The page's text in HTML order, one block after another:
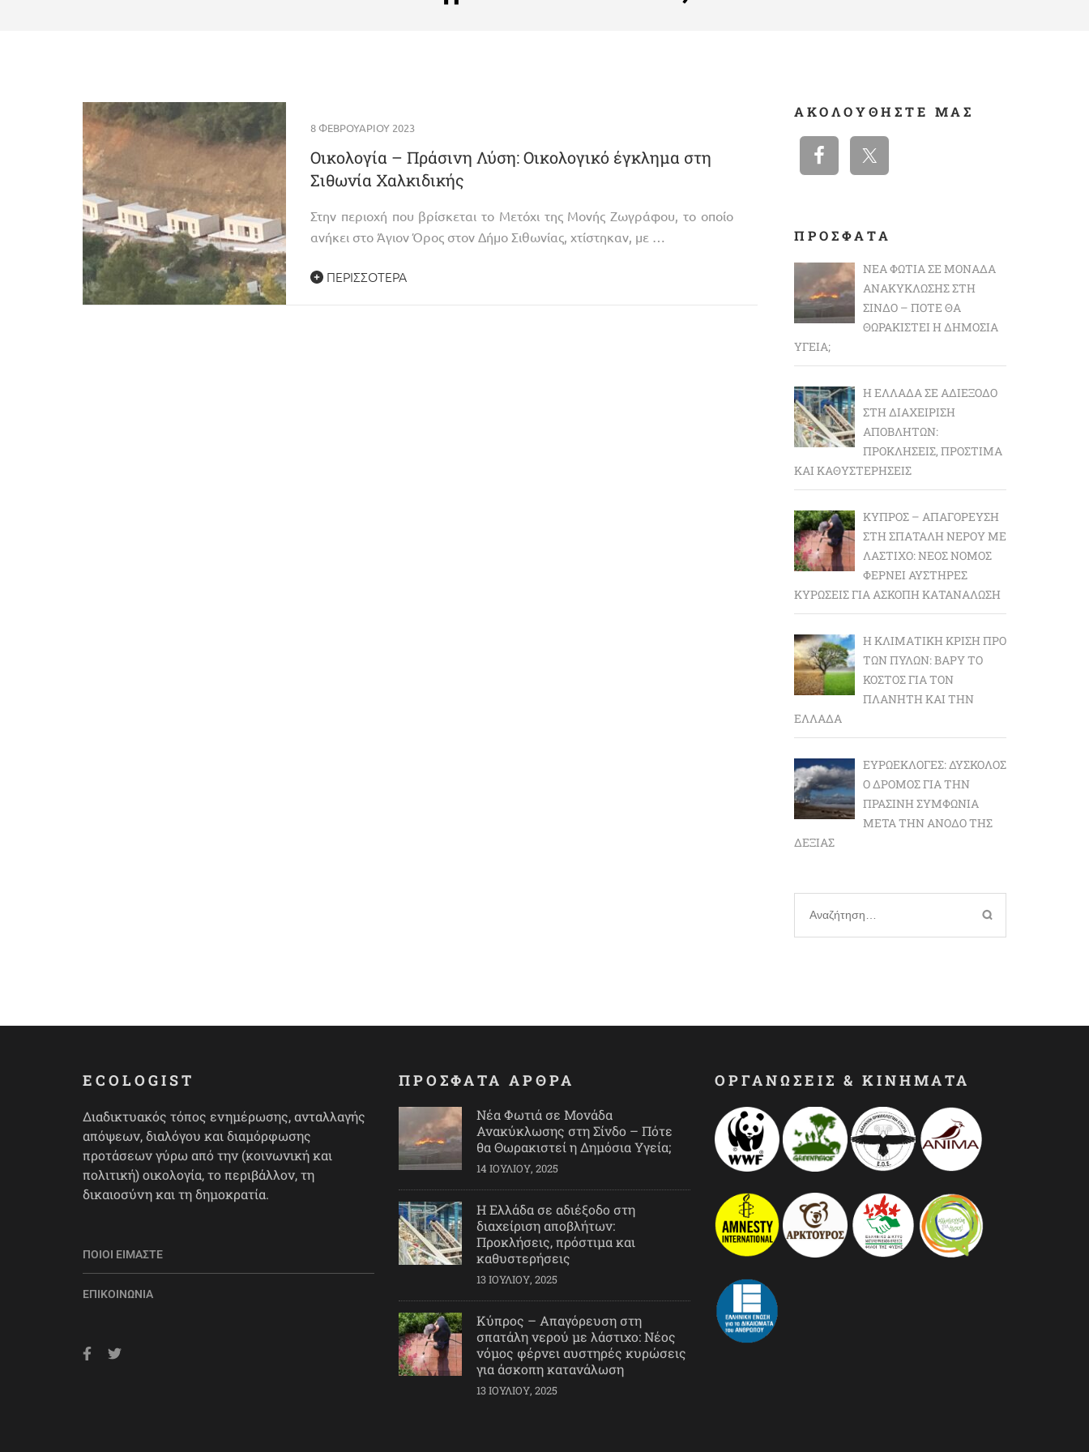
8 ΦΕΒΡΟΥΑΡΊΟΥ 2023
Οικολογία – Πράσινη Λύση: Οικολογικό έγκλημα στη
Σιθωνία Χαλκιδικής
Στην περιοχή που βρίσκεται το Μετόχι της Μονής Ζωγράφου, το οποίο
ανήκει στο Άγιον Όρος στον Δήμο Σιθωνίας, χτίστηκαν, με …
ΠΕΡΙΣΣΌΤΕΡΑ
ΑΚΟΛΟΥΘΉΣΤΕ ΜΑΣ
ΠΡΟΣΦΑΤΑ
ΝΈΑ ΦΩΤΙΆ ΣΕ ΜΟΝΆΔΑ
ΑΝΑΚΎΚΛΩΣΗΣ ΣΤΗ
ΣΊΝΔΟ – ΠΌΤΕ ΘΑ
ΘΩΡΑΚΙΣΤΕΊ Η ΔΗΜΌΣΙΑ
ΥΓΕΊΑ;
Η ΕΛΛΆΔΑ ΣΕ ΑΔΙΈΞΟΔΟ
ΣΤΗ ΔΙΑΧΕΊΡΙΣΗ
ΑΠΟΒΛΉΤΩΝ:
ΠΡΟΚΛΉΣΕΙΣ, ΠΡΌΣΤΙΜΑ
ΚΑΙ ΚΑΘΥΣΤΕΡΉΣΕΙΣ
ΚΎΠΡΟΣ – ΑΠΑΓΌΡΕΥΣΗ
ΣΤΗ ΣΠΑΤΆΛΗ ΝΕΡΟΎ ΜΕ
ΛΆΣΤΙΧΟ: ΝΈΟΣ ΝΌΜΟΣ
ΦΈΡΝΕΙ ΑΥΣΤΗΡΈΣ
ΚΥΡΏΣΕΙΣ ΓΙΑ ΆΣΚΟΠΗ ΚΑΤΑΝΆΛΩΣΗ
Η ΚΛΙΜΑΤΙΚΉ ΚΡΊΣΗ ΠΡΟ
ΤΩΝ ΠΥΛΏΝ: BΑΡΎ ΤΟ
ΚΌΣΤΟΣ ΓΙΑ ΤΟΝ
ΠΛΑΝΉΤΗ ΚΑΙ ΤΗΝ
ΕΛΛΆΔΑ
ΕΥΡΩΕΚΛΟΓΈΣ: ΔΎΣΚΟΛΟΣ
Ο ΔΡΌΜΟΣ ΓΙΑ ΤΗΝ
ΠΡΆΣΙΝΗ ΣΥΜΦΩΝΊΑ
ΜΕΤΆ ΤΗΝ ΆΝΟΔΟ ΤΗΣ
ΔΕΞΙΆΣ
Αναζήτηση
για:
ECOLOGIST
Διαδικτυακός τόπος ενημέρωσης, ανταλλαγής
απόψεων, διαλόγου και διαμόρφωσης
προτάσεων γύρω από την (κοινωνική και
πολιτική) οικολογία, το περιβάλλον, τη
δικαιοσύνη και τη δημοκρατία.
ΠΟΙΟΙ ΕΊΜΑΣΤΕ
ΕΠΙΚΟΙΝΩΝΊΑ
ΠΡΟΣΦΑΤΑ ΑΡΘΡΑ
Νέα Φωτιά σε Μονάδα
Ανακύκλωσης στη Σίνδο – Πότε
θα Θωρακιστεί η Δημόσια Υγεία;
14 ΙΟΥΛΊΟΥ, 2025
Η Ελλάδα σε αδιέξοδο στη
διαχείριση αποβλήτων:
Προκλήσεις, πρόστιμα και
καθυστερήσεις
13 ΙΟΥΛΊΟΥ, 2025
Κύπρος – Απαγόρευση στη
σπατάλη νερού με λάστιχο: Νέος
νόμος φέρνει αυστηρές κυρώσεις
για άσκοπη κατανάλωση
13 ΙΟΥΛΊΟΥ, 2025
ΟΡΓΑΝΩΣΕΙΣ & ΚΙΝΗΜΑΤΑ